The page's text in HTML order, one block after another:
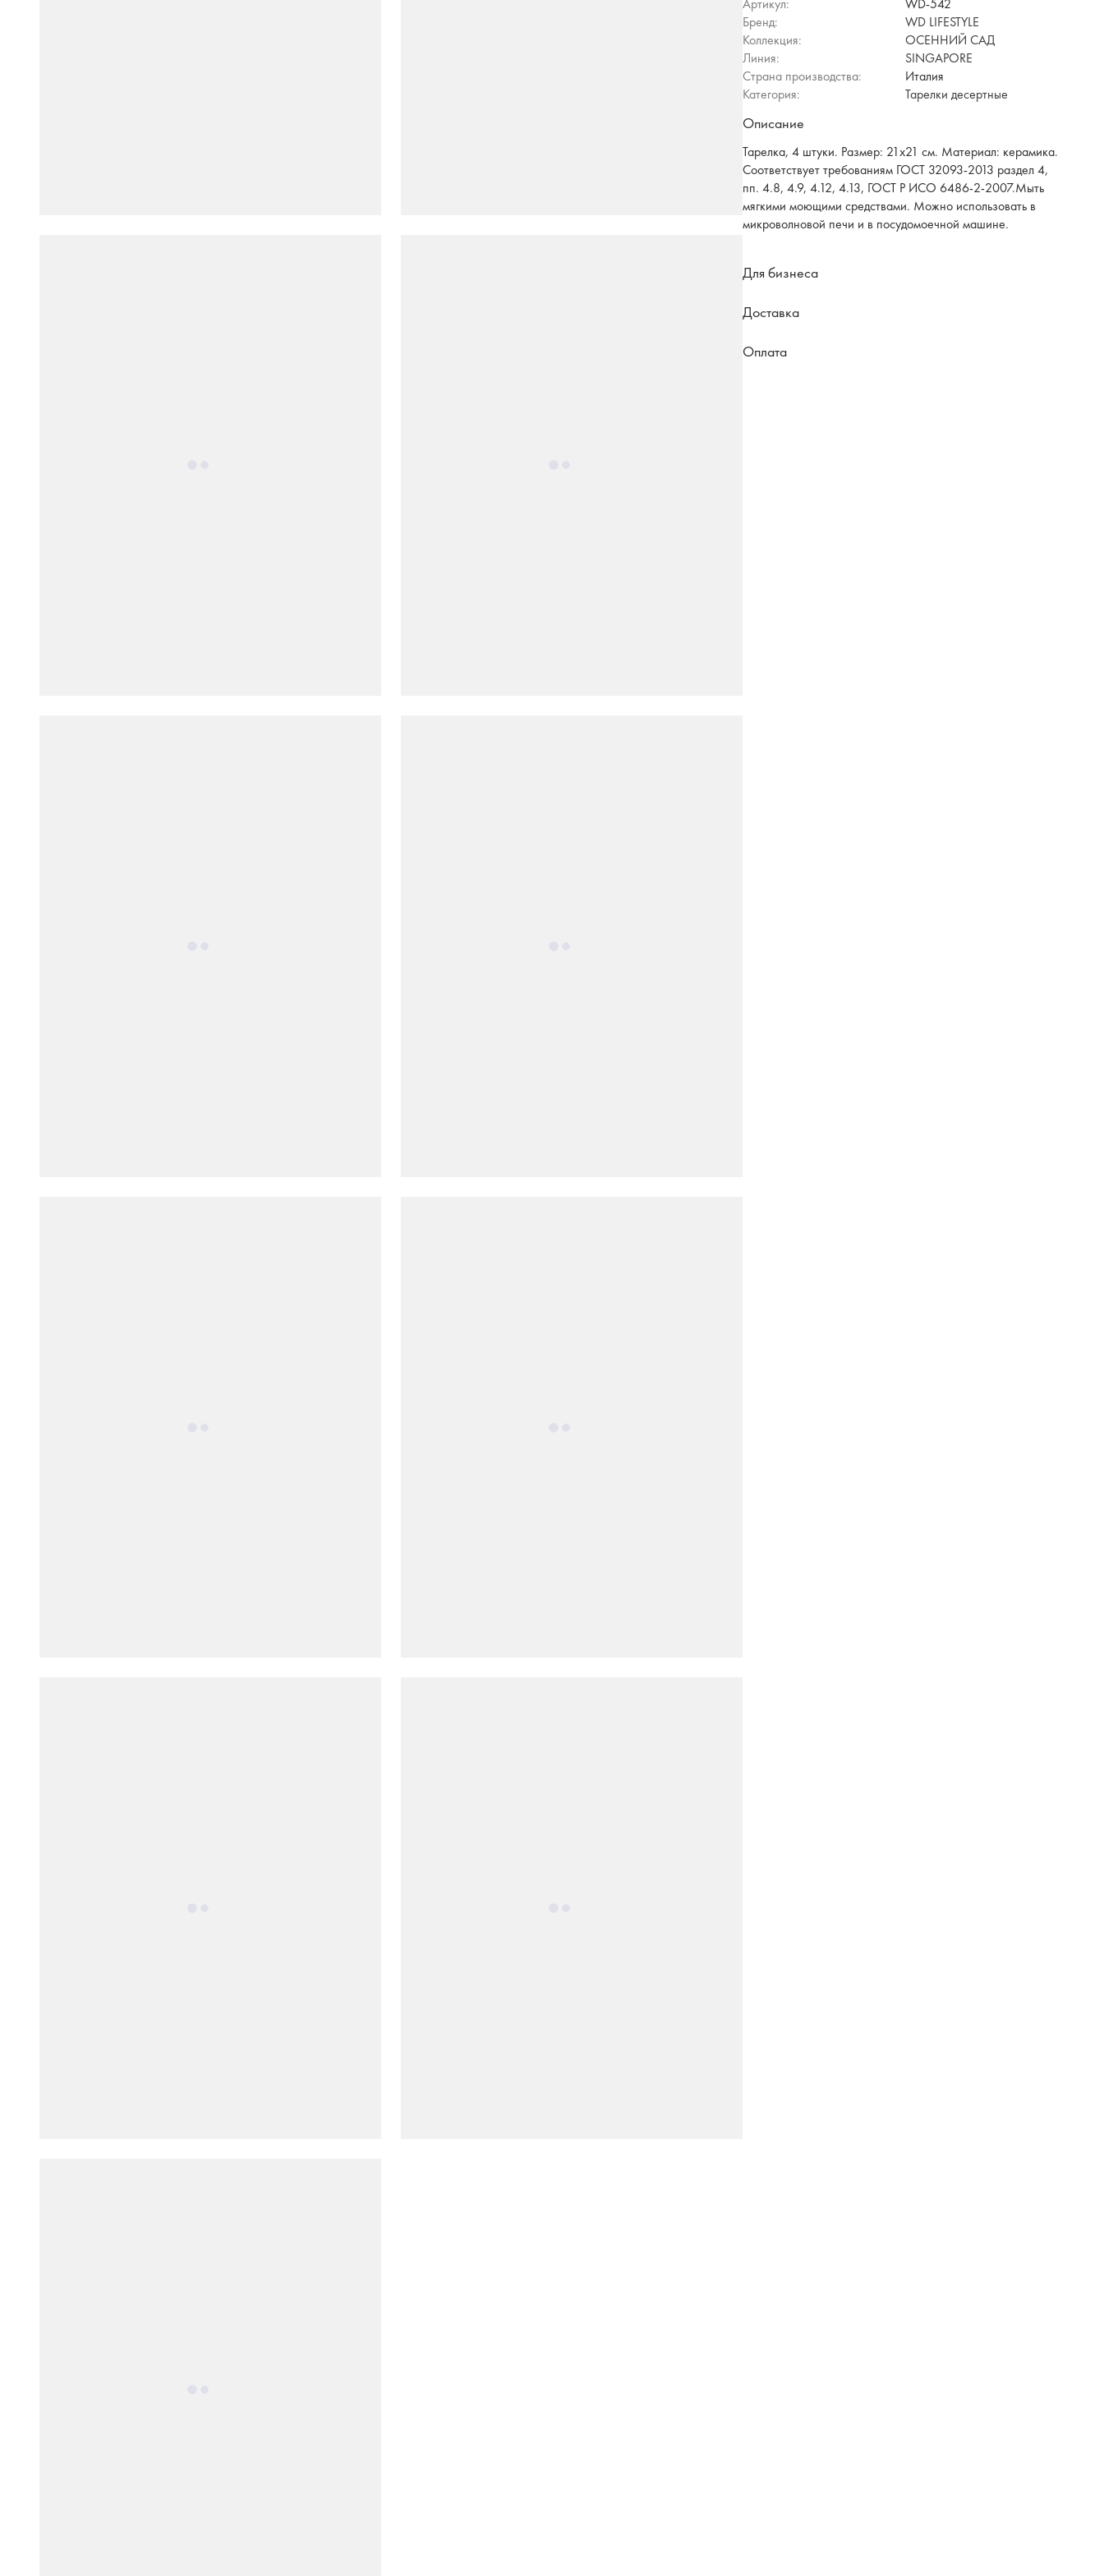
Артикул:
WD-542
Бренд:
WD LIFESTYLE
Коллекция:
ОСЕННИЙ САД
Линия:
SINGAPORE
Страна производства:
Италия
Категория:
Тарелки десертные
Описание
Тарелка, 4 штуки. Размер: 21х21 см. Материал: керамика.
Соответствует требованиям ГОСТ 32093-2013 раздел 4,
пп. 4.8, 4.9, 4.12, 4.13, ГОСТ Р ИСО 6486-2-2007.Мыть
мягкими моющими средствами. Можно использовать в
микроволновой печи и в посудомоечной машине.
Для бизнеса
Доставка
Оплата